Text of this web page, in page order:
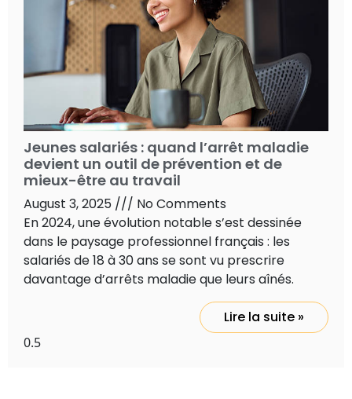
Jeunes salariés : quand l’arrêt maladie
devient un outil de prévention et de
mieux-être au travail
August 3, 2025
No Comments
En 2024, une évolution notable s’est dessinée
dans le paysage professionnel français : les
salariés de 18 à 30 ans se sont vu prescrire
davantage d’arrêts maladie que leurs aînés.
Lire la suite »